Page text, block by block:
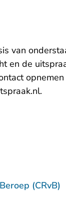
van
en de
- U
.
(CRvB)